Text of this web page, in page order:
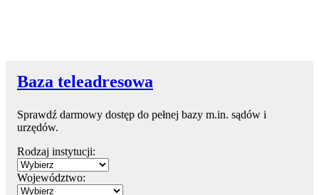
Baza teleadresowa
Sprawdź darmowy dostęp do pełnej bazy m.in. sądów i
urzędów.
Rodzaj instytucji:
Województwo: